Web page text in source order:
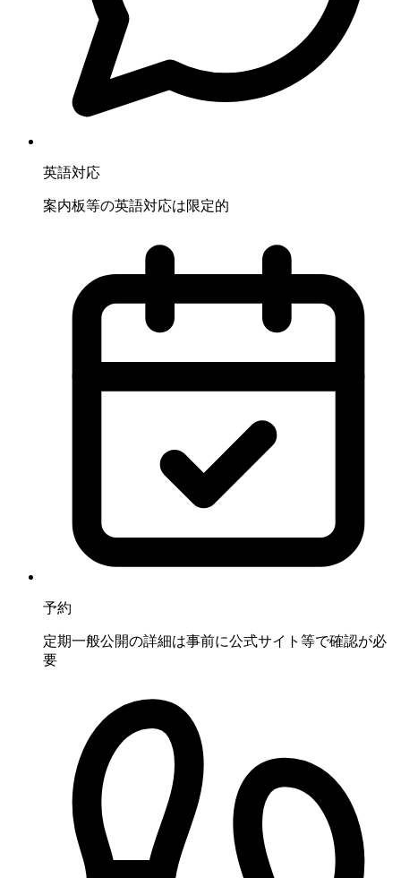
英語対応
案内板等の英語対応は限定的
予約
定期一般公開の詳細は事前に公式サイト等で確認が必
要